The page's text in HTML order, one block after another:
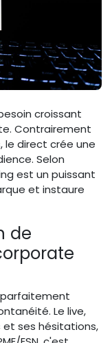
croissant
Contrairement
le direct crée une
Selon
est un puissant
et instaure
de
Le live,
et ses hésitations,